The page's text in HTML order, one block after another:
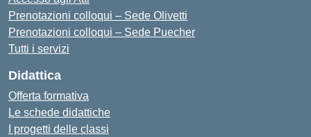
Prenotazioni colloqui – Sede Olivetti
Prenotazioni colloqui – Sede Puecher
Tutti i servizi
Didattica
Offerta formativa
Le schede didattiche
I progetti delle classi